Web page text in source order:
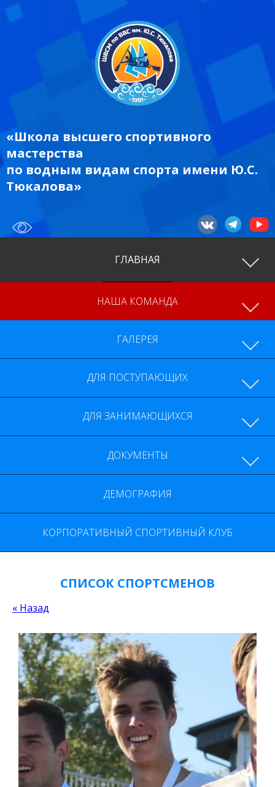
«Школа высшего спортивного
мастерства
по водным видам спорта имени Ю.С.
Тюкалова»
ГЛАВНАЯ
НАША КОМАНДА
ГАЛЕРЕЯ
ДОКУМЕНТЫ
ДЕМОГРАФИЯ
КОРПОРАТИВНЫЙ СПОРТИВНЫЙ КЛУБ
СПИСОК СПОРТСМЕНОВ
« Назад